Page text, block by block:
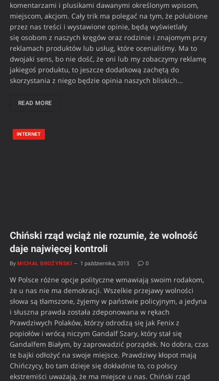
komentarzami i plusikami dawanymi określonym wpisom,
miejscom, akcjom. Cały trik ma polegać na tym, że polubione
przez nas treści i wystawione opinie, będą wyświetlały
się osobom z naszych kręgów oraz rodzinie i znajomym przy
reklamach produktów lub usług, które ocenialiśmy. Ma to
dwojaki sens, bo nie dość, że oni lub my zobaczymy reklamę
jakiegoś produktu, to jeszcze dodatkową zachętą do
skorzystania z niego będzie opinia naszych bliskich…
READ MORE
INTERNET
Chiński rząd wciąż nie rozumie, że wolność
daje najwięcej kontroli
By MICHAŁ BROŻYŃSKI 1 października, 2013 0
W Polsce różne opcje polityczne wmawiają swoim rodakom,
że u nas nie ma demokracji. Wszelkie przejawy wolności
słowa są tłamszone, żyjemy w państwie policyjnym, a jedyna
i słuszna prawda została zdeponowana w rękach
Prawdziwych Polaków, którzy odrodzą się jak Fenix z
popiołów i wrócą niczym Gandalf Szary, który stał się
Gandalfem Białym, by zaprowadzić porządek. No dobra, czas
te bajki odłożyć na swoje miejsce. Prawdziwy kłopot mają
Chińczycy, bo tam dzieje się dokładnie to, co polscy
ekstremiści uważają, że ma miejsce u nas. Chiński rząd